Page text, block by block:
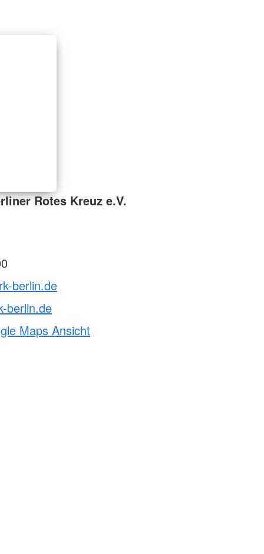
Rotes Kreuz e.V.
berlin.de
berlin.de
Maps Ansicht